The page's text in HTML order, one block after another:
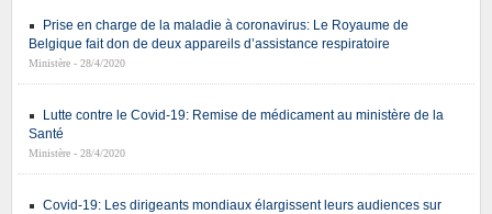
Prise en charge de la maladie à coronavirus: Le Royaume de
Belgique fait don de deux appareils d’assistance respiratoire
Ministère - 28/4/2020
Lutte contre le Covid-19: Remise de médicament au ministère de la
Santé
Ministère - 28/4/2020
Covid-19: Les dirigeants mondiaux élargissent leurs audiences sur